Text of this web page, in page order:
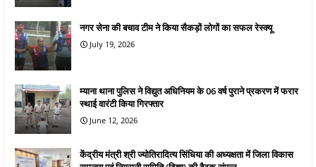
नगर सेना की बचाव टीम ने किया सैकड़ों लोगों का सफल रेस्क्यू
July 19, 2026
म्याना थाना पुलिस ने विद्युत अधिनियम के 06 वर्ष पुराने प्रकरण में फरार
स्थाई वारंटी किया गिरफ्तार
June 12, 2026
केंद्रीय मंत्री श्री ज्योतिरादित्य सिंधिया की अध्यक्षता में जिला विकास